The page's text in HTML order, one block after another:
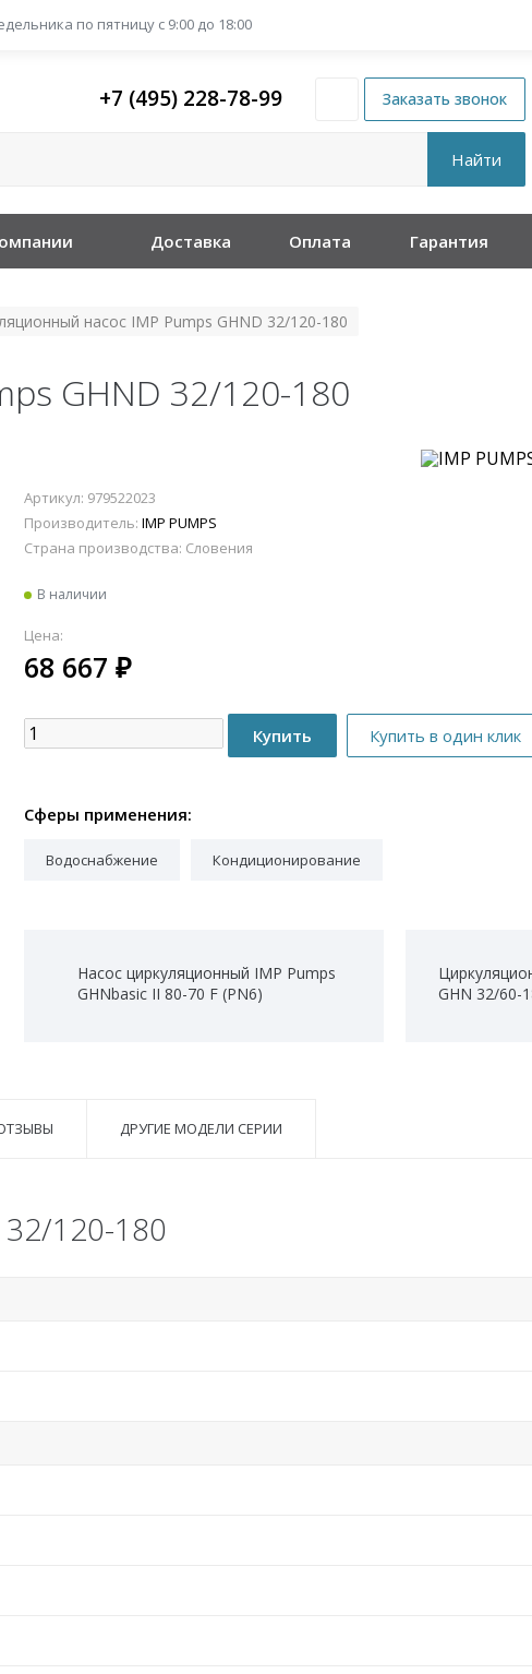
по пятницу с 9:00 до 18:00
+7 (495) 228-78-99
Доставка Оплата Гарантия
насос IMP Pumps GHND 32/120-180
GHND 32/120-180
Артикул: 979522023
Производитель: IMP PUMPS
Страна производства: Словения
В наличии
Цена:
68 667 ₽
Сферы применения:
Водоснабжение Кондиционирование
Насос циркуляционный IMP Pumps
GHNbasic II 80-70 F (PN6)
GHN 32/60-
ДРУГИЕ МОДЕЛИ СЕРИИ
32/120-180